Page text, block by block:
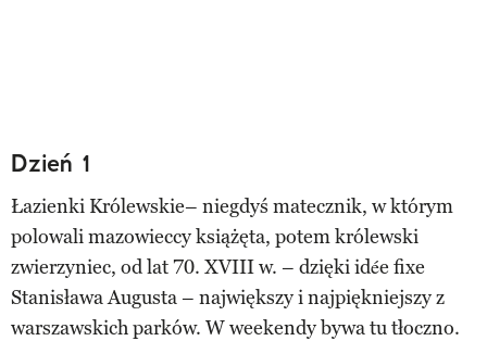
Dzień 1
Łazienki Królewskie– niegdyś matecznik, w którym
polowali mazowieccy książęta, potem królewski
zwierzyniec, od lat 70. XVIII w. – dzięki idée fixe
Stanisława Augusta – największy i najpiękniejszy z
warszawskich parków. W weekendy bywa tu tłoczno.